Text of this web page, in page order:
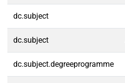
dc.subject
dc.subject
dc.subject.degreeprogramme